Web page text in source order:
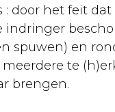
door het feit
spuwen) en
te
brengen.